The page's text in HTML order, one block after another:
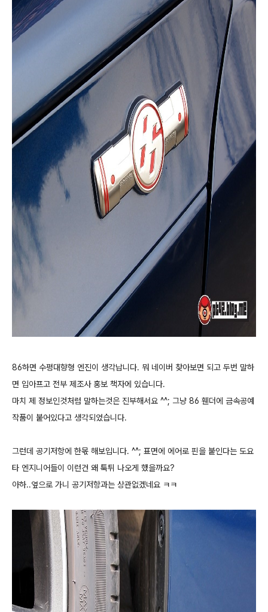
86하면 수평대향형 엔진이 생각납니다. 뭐 네이버 찾아보면 되고 두번 말하
면 입아프고 전부 제조사 홍보 책자에 있습니다.
마치 제 정보인것처럼 말하는것은 진부해서요 ^^; 그냥 86 휀더에 금속공예
작품이 붙어있다고 생각되었습니다.
그런데 공기저항에 한몫 해보입니다. ^^; 표면에 에어로 핀을 붙인다는 도요
타 엔지니어들이 이런건 왜 툭튀 나오게 했을까요?
아하..옆으로 가니 공기저항과는 상관없겠네요 ㅋㅋ